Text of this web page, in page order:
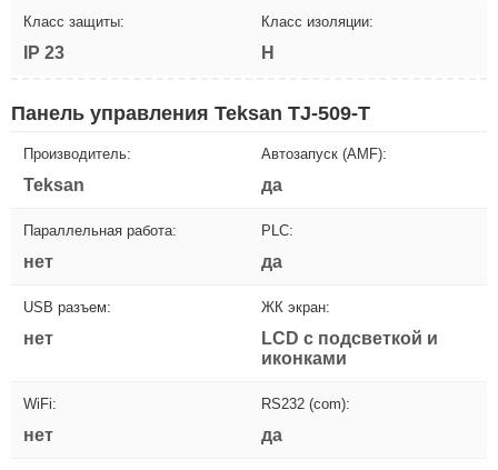
Класс защиты:
IP 23
Класс изоляции:
H
Панель управления Teksan TJ-509-T
Производитель:
Teksan
Автозапуск (AMF):
да
Параллельная работа:
нет
PLC:
да
USB разъем:
нет
ЖК экран:
LCD с подсветкой и
иконками
WiFi:
нет
RS232 (com):
да